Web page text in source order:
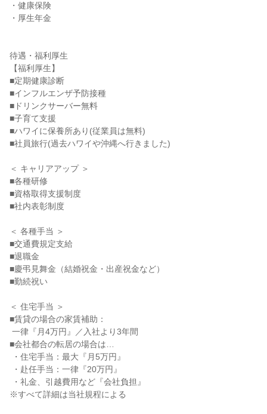
・健康保険
・厚生年金
待遇・福利厚生
【福利厚生】
■定期健康診断
■インフルエンザ予防接種
■ドリンクサーバー無料
■子育て支援
■ハワイに保養所あり(従業員は無料)
■社員旅行(過去ハワイや沖縄へ行きました)
＜ キャリアアップ ＞
■各種研修
■資格取得支援制度
■社内表彰制度
＜ 各種手当 ＞
■交通費規定支給
■退職金
■慶弔見舞金（結婚祝金・出産祝金など）
■勤続祝い
＜ 住宅手当 ＞
■賃貸の場合の家賃補助：
■会社都合の転居の場合は…
※すべて詳細は当社規程による